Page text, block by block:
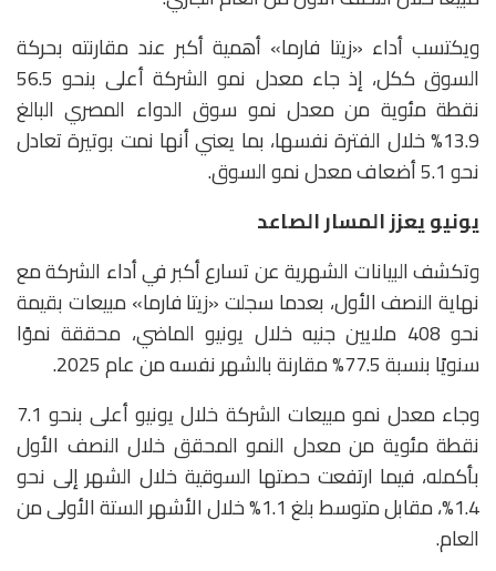
ويكتسب أداء «زيتا فارما» أهمية أكبر عند مقارنته بحركة
السوق ككل، إذ جاء معدل نمو الشركة أعلى بنحو 56.5
نقطة مئوية من معدل نمو سوق الدواء المصري البالغ
13.9% خلال الفترة نفسها، بما يعني أنها نمت بوتيرة تعادل
نحو 5.1 أضعاف معدل نمو السوق.
يونيو يعزز المسار الصاعد
وتكشف البيانات الشهرية عن تسارع أكبر في أداء الشركة مع
نهاية النصف الأول، بعدما سجلت «زيتا فارما» مبيعات بقيمة
نحو 408 ملايين جنيه خلال يونيو الماضي، محققة نموًا
سنويًا بنسبة 77.5% مقارنة بالشهر نفسه من عام 2025.
وجاء معدل نمو مبيعات الشركة خلال يونيو أعلى بنحو 7.1
نقطة مئوية من معدل النمو المحقق خلال النصف الأول
بأكمله، فيما ارتفعت حصتها السوقية خلال الشهر إلى نحو
1.4%، مقابل متوسط بلغ 1.1% خلال الأشهر الستة الأولى من
العام.